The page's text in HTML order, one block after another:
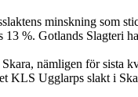
minskning som
%. Gotlands Slagteri
nämligen för sista
KLS Ugglarps slakt i